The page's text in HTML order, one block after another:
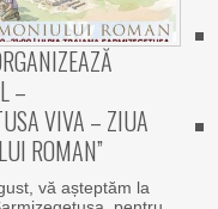
–
VIVA – ZIUA
ROMAN”
vă așteptăm la